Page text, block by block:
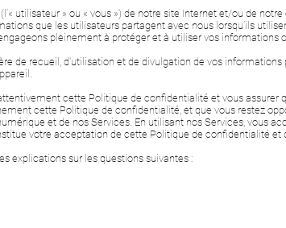
utilisateur » ou « vous ») de notre site Internet et/ou de
que les utilisateurs partagent avec nous lorsqu’ils
pleinement à protéger et à utiliser vos
de recueil, d'utilisation et de divulgation de vos informations
cette Politique de confidentialité et vous
cette Politique de confidentialité, et que vous restez
et de nos Services. En utilisant nos Services, vous
votre acceptation de cette Politique de confidentialité
explications sur les questions suivantes :